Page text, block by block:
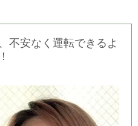
不安なく運転できるよ